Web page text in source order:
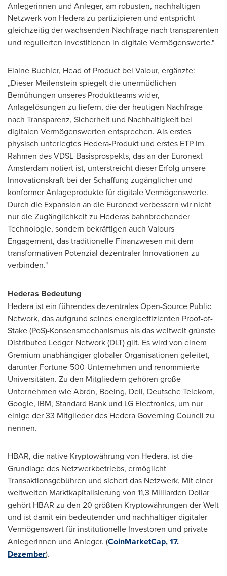
Anlegerinnen und Anleger, am robusten, nachhaltigen
Netzwerk von Hedera zu partizipieren und entspricht
gleichzeitig der wachsenden Nachfrage nach transparenten
und regulierten Investitionen in digitale Vermögenswerte."
Elaine Buehler, Head of Product bei Valour, ergänzte:
„Dieser Meilenstein spiegelt die unermüdlichen
Bemühungen unseres Produktteams wider,
Anlagelösungen zu liefern, die der heutigen Nachfrage
nach Transparenz, Sicherheit und Nachhaltigkeit bei
digitalen Vermögenswerten entsprechen. Als erstes
physisch unterlegtes Hedera-Produkt und erstes ETP im
Rahmen des VDSL-Basisprospekts, das an der Euronext
Amsterdam notiert ist, unterstreicht dieser Erfolg unsere
Innovationskraft bei der Schaffung zugänglicher und
konformer Anlageprodukte für digitale Vermögenswerte.
Durch die Expansion an die Euronext verbessern wir nicht
nur die Zugänglichkeit zu Hederas bahnbrechender
Technologie, sondern bekräftigen auch Valours
Engagement, das traditionelle Finanzwesen mit dem
transformativen Potenzial dezentraler Innovationen zu
verbinden."
Hederas Bedeutung
Hedera ist ein führendes dezentrales Open-Source Public
Network, das aufgrund seines energieeffizienten Proof-of-
Stake (PoS)-Konsensmechanismus als das weltweit grünste
Distributed Ledger Network (DLT) gilt. Es wird von einem
Gremium unabhängiger globaler Organisationen geleitet,
darunter Fortune-500-Unternehmen und renommierte
Universitäten. Zu den Mitgliedern gehören große
Unternehmen wie Abrdn, Boeing, Dell, Deutsche Telekom,
Google, IBM, Standard Bank und LG Electronics, um nur
einige der 33 Mitglieder des Hedera Governing Council zu
nennen.
HBAR, die native Kryptowährung von Hedera, ist die
Grundlage des Netzwerkbetriebs, ermöglicht
Transaktionsgebühren und sichert das Netzwerk. Mit einer
weltweiten Marktkapitalisierung von 11,3 Milliarden Dollar
gehört HBAR zu den 20 größten Kryptowährungen der Welt
und ist damit ein bedeutender und nachhaltiger digitaler
Vermögenswert für institutionelle Investoren und private
Anlegerinnen und Anleger. (CoinMarketCap, 17.
Dezember).